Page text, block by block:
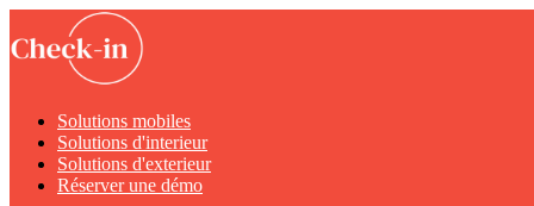
Solutions mobiles
Solutions d'interieur
Solutions d'exterieur
Réserver une démo